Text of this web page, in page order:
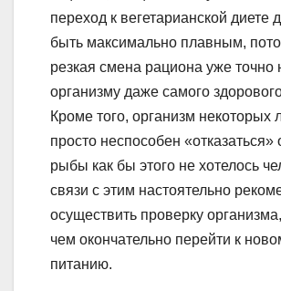
переход к вегетарианской диете
быть максимально плавным,
резкая смена рациона уже точно
организму даже самого
Кроме того, организм некоторых
просто неспособен «отказаться»
рыбы как бы этого не хотелось
связи с этим настоятельно
осуществить проверку
чем окончательно перейти к
питанию.